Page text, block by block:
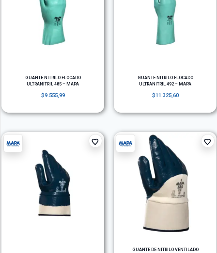
GUANTE NITRILO FLOCADO
ULTRANITRIL 485 – MAPA
$9.555,99
GUANTE NITRILO FLOCADO
ULTRANITRIL 492 – MAPA
$11.325,60
GUANTE DE NITRILO VENTILADO